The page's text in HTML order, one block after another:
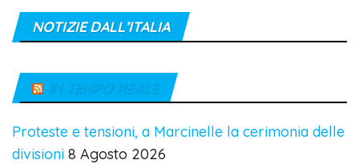
NOTIZIE DALL’ITALIA
IN TEMPO REALE
Proteste e tensioni, a Marcinelle la cerimonia delle
divisioni 8 Agosto 2026